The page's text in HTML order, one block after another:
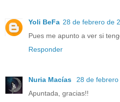
Yoli BeFa 28 de febrero de
Pues me apunto a ver si
Responder
Nuria Macías
28 de febrero
Apuntada, gracias!!